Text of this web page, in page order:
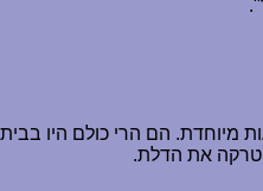
מיוחדת. הם הרי כולם היו
את הדלת.